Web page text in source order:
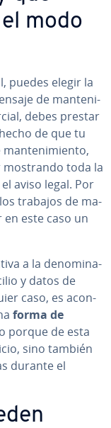
modo
puedes elegir la
de ma­n­te­ni­
debes prestar
de que tu
ma­n­te­ni­mie­n­to,
mostrando toda la
aviso legal. Por
trabajos de ma­
este caso un
a la de­no­mi­na­
y datos de
caso, es aco­n­
forma de
porque de esta
sino también
durante el